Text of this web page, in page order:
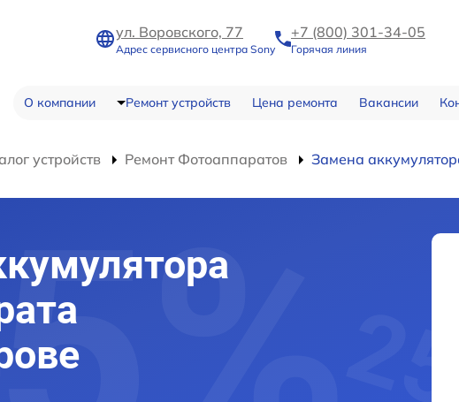
ул. Воровского, 77
Адрес сервисного центра Sony
+7 (800) 301-34-05
Горячая линия
О компании Ремонт устройств Цена ремонта Вакансии
устройств Ремонт Фотоаппаратов Замена